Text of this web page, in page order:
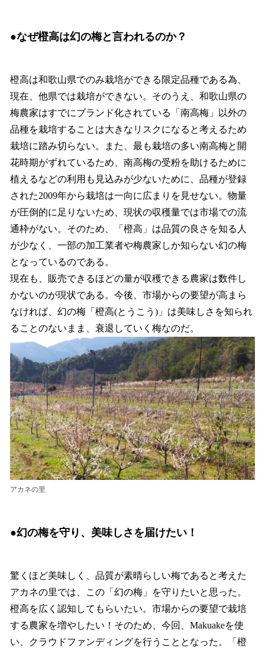
●なぜ橙高は幻の梅と言われるのか？
橙高は和歌山県でのみ栽培ができる限定品種である為、
現在、他県では栽培ができない。そのうえ、和歌山県の
梅農家はすでにブランド化されている「南高梅」以外の
品種を栽培することは大きなリスクになると考えるため
栽培に踏み切らない。また、最も栽培の多い南高梅と開
花時期がずれているため、南高梅の受粉を助けるために
植えるなどの利用も見込みが少ないために、品種が登録
された2009年から栽培は一向に広まりを見せない。物量
が圧倒的に足りないため、現状の収穫量では市場での流
通枠がない。そのため、「橙高」は品質の良さを知る人
が少なく、一部の加工業者や梅農家しか知らない幻の梅
となっているのである。
現在も、販売できるほどの量が収穫できる農家は数件し
かないのが現状である。今後、市場からの要望が高まら
なければ、幻の梅「橙高(とうこう)」は美味しさを知られ
ることのないまま、衰退していく梅なのだ。
アカネの里
●幻の梅を守り、美味しさを届けたい！
驚くほど美味しく、品質が素晴らしい梅であると考えた
アカネの里では、この「幻の梅」を守りたいと思った。
橙高を広く認知してもらいたい。市場からの要望で栽培
する農家を増やしたい！そのため、今回、Makuakeを使
い、クラウドファンディングを行うこととなった。「橙